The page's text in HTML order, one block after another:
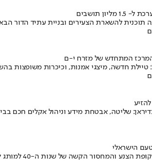
תוכנית להשארת הצעירים ובניית עתיד הדור
המרכז המתחדש של מזרח י-ם
שליטה, אבטחת מידע וניהול אקלים חכם
הישראלי